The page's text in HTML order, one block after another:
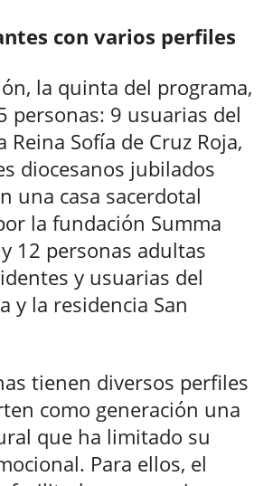
con varios perfiles
la quinta del programa,
personas: 9 usuarias del
Reina Sofía de Cruz Roja,
diocesanos jubilados
una casa sacerdotal
la fundación Summa
12 personas adultas
y usuarias del
y la residencia San
tienen diversos perfiles
como generación una
que ha limitado su
Para ellos, el